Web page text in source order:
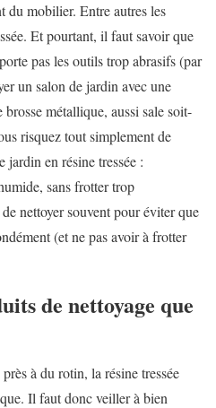
du mobilier. Entre autres les
Et pourtant, il faut savoir que
pas les outils trop abrasifs (par
un salon de jardin avec une
métallique, aussi sale soit-
risquez tout simplement de
jardin en résine tressée :
sans frotter trop
nettoyer souvent pour éviter que
(et ne pas avoir à frotter
de nettoyage que
à du rotin, la résine tressée
Il faut donc veiller à bien